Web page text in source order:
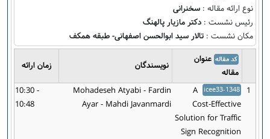
نوع ارائه مقاله : سخنرانی
رئیس نشست : دکتر مازیار پالهنگ
مکان نشست : تالار سید ابوالحسن اصفهانی- طبقه همکف
کد مقاله عنوان
مقاله
نویسندگان زمان ارائه
1
icee33-1348
A
Cost-Effective
Solution for Traffic
Sign Recognition
Mohadeseh Atyabi - Fardin
Ayar - Mahdi Javanmardi
10:30 -
10:48